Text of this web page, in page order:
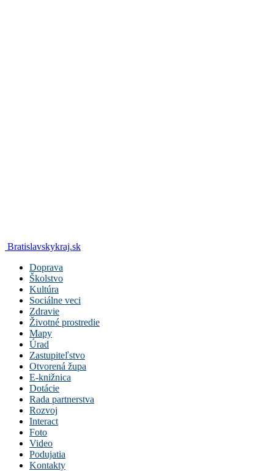
Bratislavskykraj.sk
Doprava
Školstvo
Kultúra
Sociálne veci
Zdravie
Životné prostredie
Mapy
Úrad
Zastupiteľstvo
Otvorená župa
E-knižnica
Dotácie
Rada partnerstva
Rozvoj
Interact
Foto
Video
Podujatia
Kontakty